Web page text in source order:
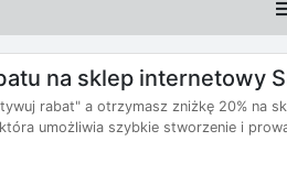
na sklep internetowy
rabat" a otrzymasz zniżkę 20% na
umożliwia szybkie stworzenie i